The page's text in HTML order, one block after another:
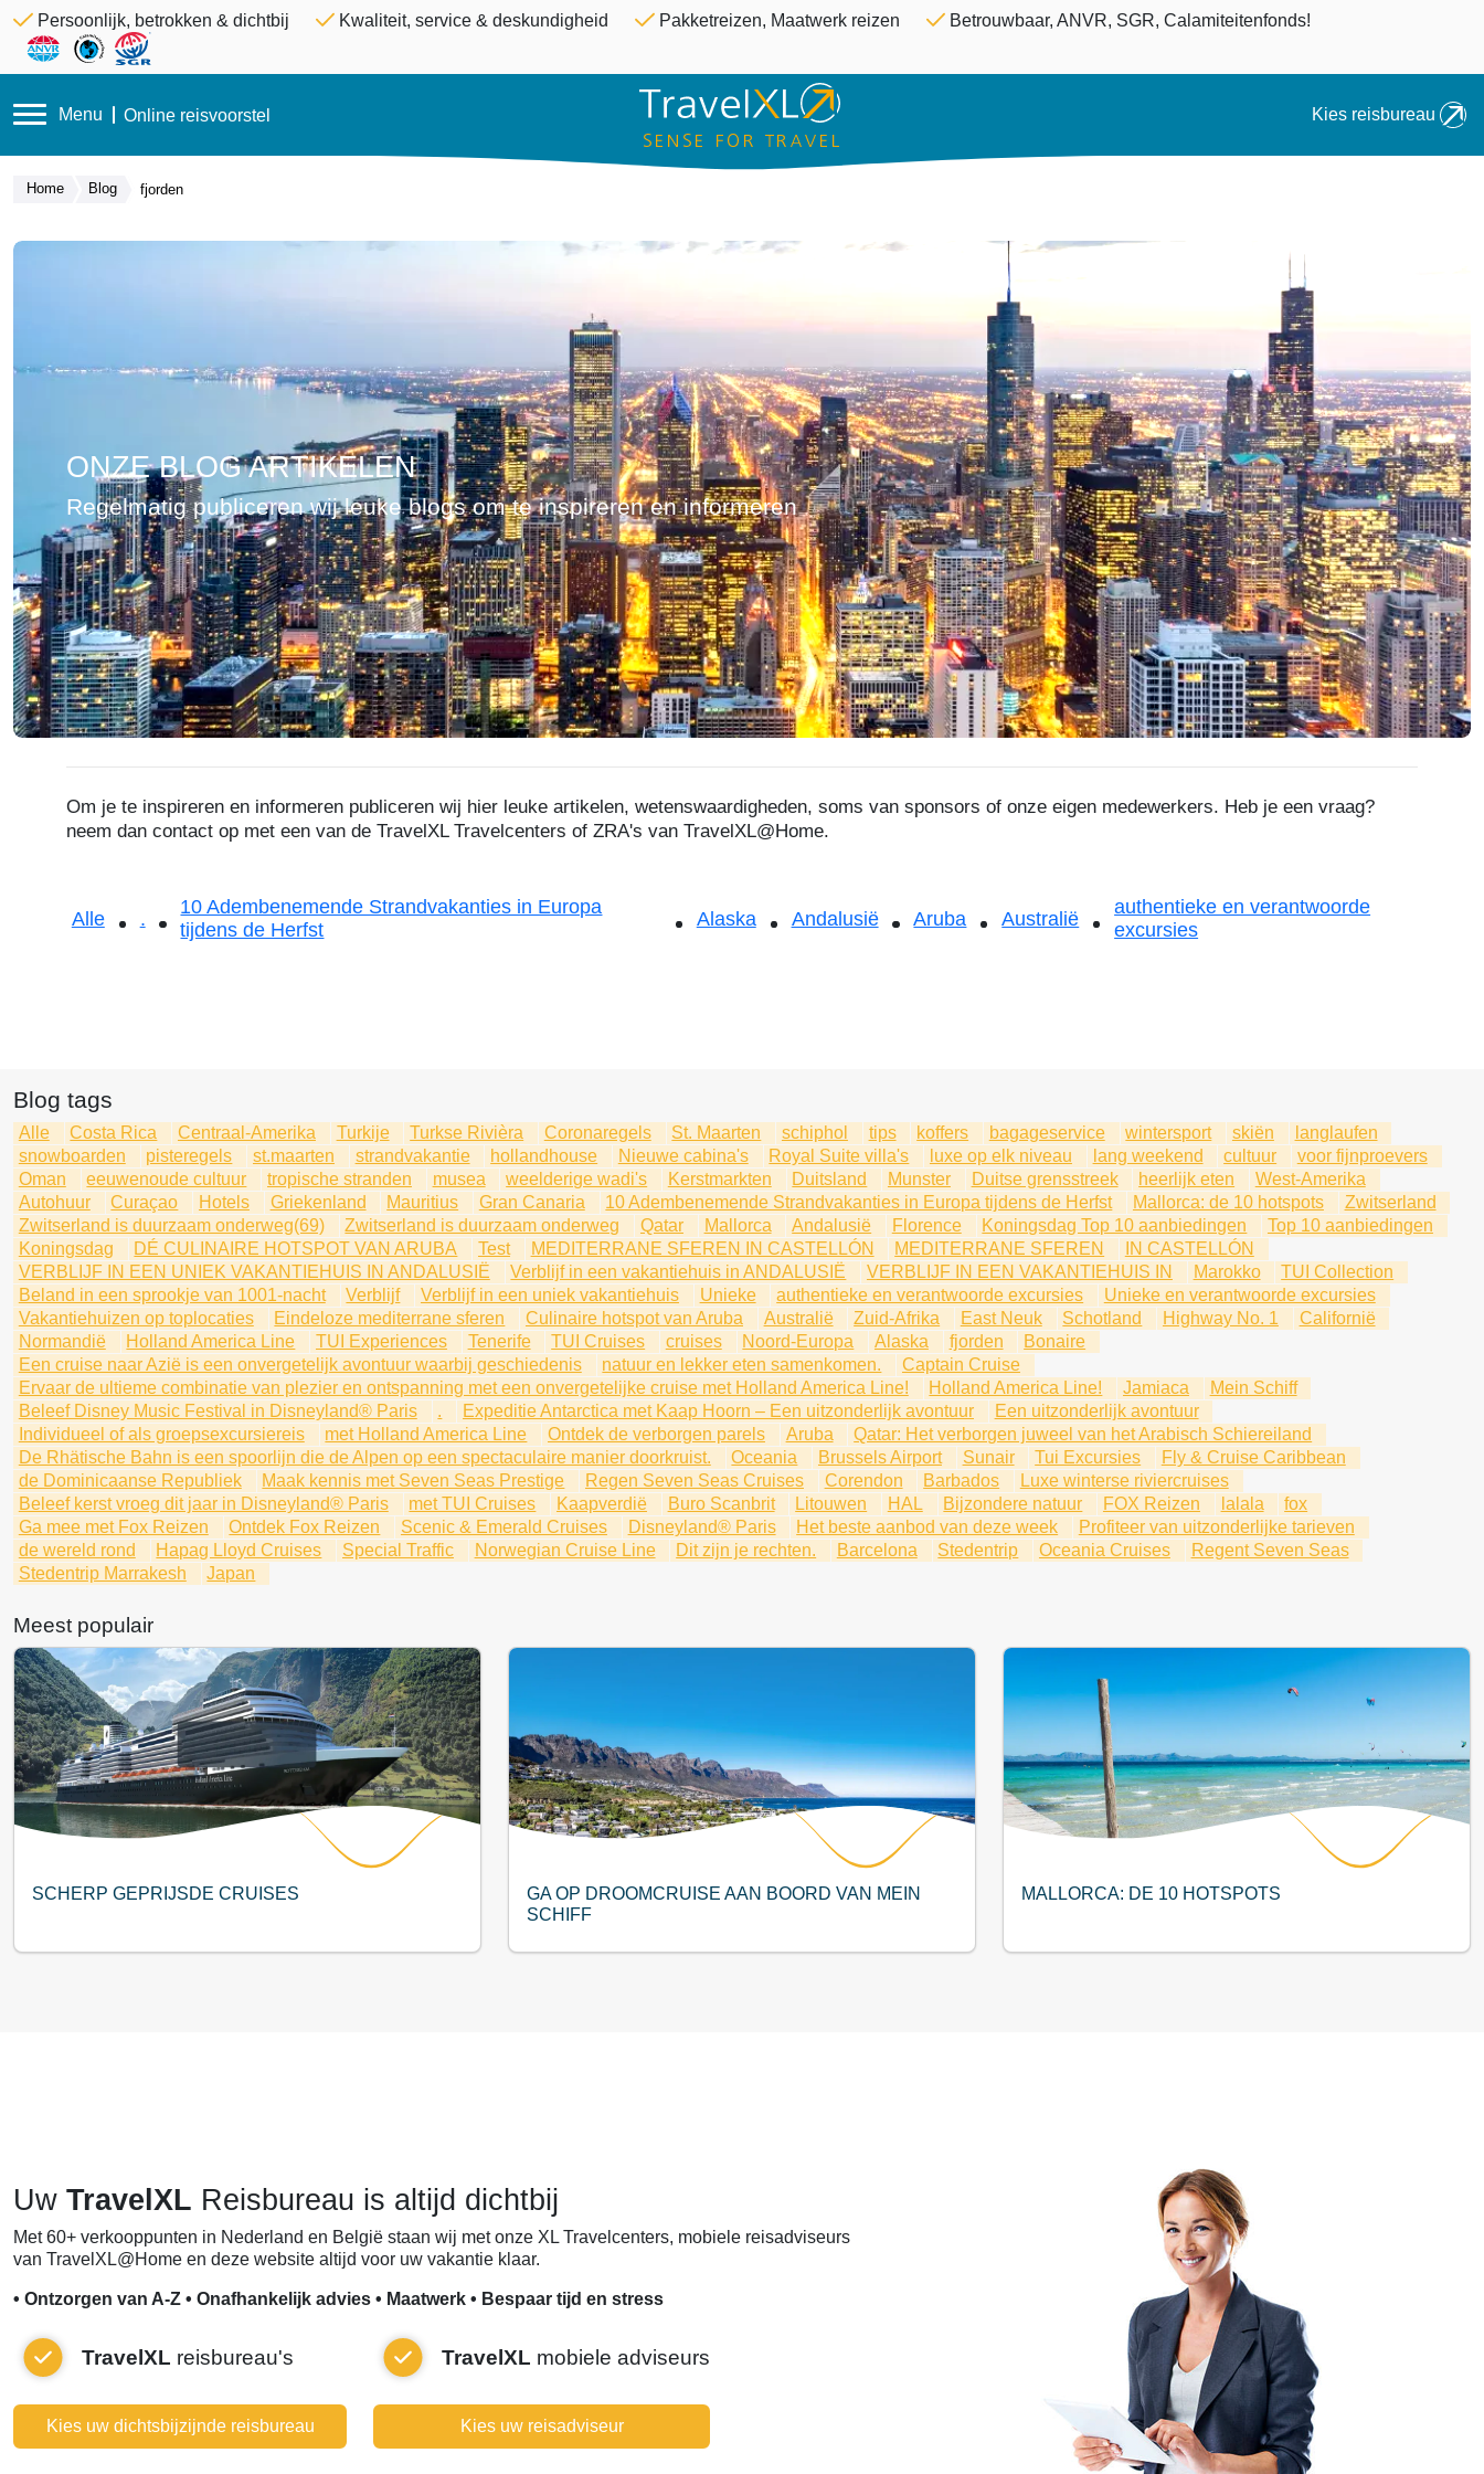
Overslaan en naar de inhoud gaan
Persoonlijk, betrokken & dichtbij Kwaliteit, service & deskundigheid Pakketreizen, Maatwerk reizen Betrouwbaar, ANVR, SGR, Calamiteitenfonds!
Menu Online reisvoorstel Kies reisbureau
Home Blog fjorden
ONZE BLOG ARTIKELEN
Regelmatig publiceren wij leuke blogs om te inspireren en informeren
Om je te inspireren en informeren publiceren wij hier leuke artikelen, wetenswaardigheden, soms van sponsors of onze eigen medewerkers. Heb je een vraag?
neem dan contact op met een van de TravelXL Travelcenters of ZRA's van TravelXL@Home.
Alle .
10 Adembenemende Strandvakanties in Europa
tijdens de Herfst
Alaska Andalusië Aruba Australië
authentieke en verantwoorde
excursies
Blog tags
Alle Costa Rica Centraal-Amerika Turkije Turkse Rivièra Coronaregels St. Maarten schiphol tips koffers bagageservice wintersport skiën
langlaufen
snowboarden
pisteregels st.maarten strandvakantie hollandhouse Nieuwe cabina's Royal Suite villa's luxe op elk niveau lang weekend cultuur
voor fijnproevers
Oman
eeuwenoude cultuur tropische stranden musea weelderige wadi's Kerstmarkten Duitsland Munster Duitse grensstreek heerlijk eten
West-Amerika
Autohuur
Curaçao Hotels Griekenland Mauritius Gran Canaria 10 Adembenemende Strandvakanties in Europa tijdens de Herfst Mallorca: de 10 hotspots
Zwitserland
Zwitserland is duurzaam onderweg(69)
Zwitserland is duurzaam onderweg Qatar Mallorca Andalusië Florence Koningsdag Top 10 aanbiedingen
Top 10 aanbiedingen
Koningsdag
DÉ CULINAIRE HOTSPOT VAN ARUBA Test MEDITERRANE SFEREN IN CASTELLÓN MEDITERRANE SFEREN
IN CASTELLÓN
VERBLIJF IN EEN UNIEK VAKANTIEHUIS IN ANDALUSIË
Verblijf in een vakantiehuis in ANDALUSIË VERBLIJF IN EEN VAKANTIEHUIS IN Marokko
TUI Collection
Beland in een sprookje van 1001-nacht
Verblijf Verblijf in een uniek vakantiehuis Unieke authentieke en verantwoorde excursies
Unieke en verantwoorde excursies
Vakantiehuizen op toplocaties
Eindeloze mediterrane sferen Culinaire hotspot van Aruba Australië Zuid-Afrika East Neuk Schotland Highway No. 1
Californië
Normandië
Holland America Line TUI Experiences Tenerife TUI Cruises cruises Noord-Europa Alaska fjorden
Bonaire
Een cruise naar Azië is een onvergetelijk avontuur waarbij geschiedenis
natuur en lekker eten samenkomen.
Captain Cruise
Ervaar de ultieme combinatie van plezier en ontspanning met een onvergetelijke cruise met Holland America Line!
Holland America Line! Jamiaca
Mein Schiff
Beleef Disney Music Festival in Disneyland® Paris
. Expeditie Antarctica met Kaap Hoorn – Een uitzonderlijk avontuur
Een uitzonderlijk avontuur
Individueel of als groepsexcursiereis
met Holland America Line Ontdek de verborgen parels Aruba
Qatar: Het verborgen juweel van het Arabisch Schiereiland
De Rhätische Bahn is een spoorlijn die de Alpen op een spectaculaire manier doorkruist.
Oceania Brussels Airport Sunair Tui Excursies
Fly & Cruise Caribbean
de Dominicaanse Republiek
Maak kennis met Seven Seas Prestige Regen Seven Seas Cruises Corendon Barbados
Luxe winterse riviercruises
Beleef kerst vroeg dit jaar in Disneyland® Paris
met TUI Cruises Kaapverdië Buro Scanbrit Litouwen HAL Bijzondere natuur FOX Reizen lalala
fox
Ga mee met Fox Reizen
Ontdek Fox Reizen Scenic & Emerald Cruises Disneyland® Paris Het beste aanbod van deze week
Profiteer van uitzonderlijke tarieven
de wereld rond
Hapag Lloyd Cruises Special Traffic Norwegian Cruise Line Dit zijn je rechten. Barcelona Stedentrip Oceania Cruises
Regent Seven Seas
Stedentrip Marrakesh
Japan
Meest populair
SCHERP GEPRIJSDE CRUISES
GA OP DROOMCRUISE AAN BOORD VAN MEIN
SCHIFF
MALLORCA: DE 10 HOTSPOTS
Uw TravelXL Reisbureau is altijd dichtbij
Met 60+ verkooppunten in Nederland en België staan wij met onze XL Travelcenters, mobiele reisadviseurs
van TravelXL@Home en deze website altijd voor uw vakantie klaar.
• Ontzorgen van A-Z • Onafhankelijk advies • Maatwerk • Bespaar tijd en stress
TravelXL reisbureau's
Kies uw dichtsbijzijnde reisbureau
TravelXL mobiele adviseurs
Kies uw reisadviseur